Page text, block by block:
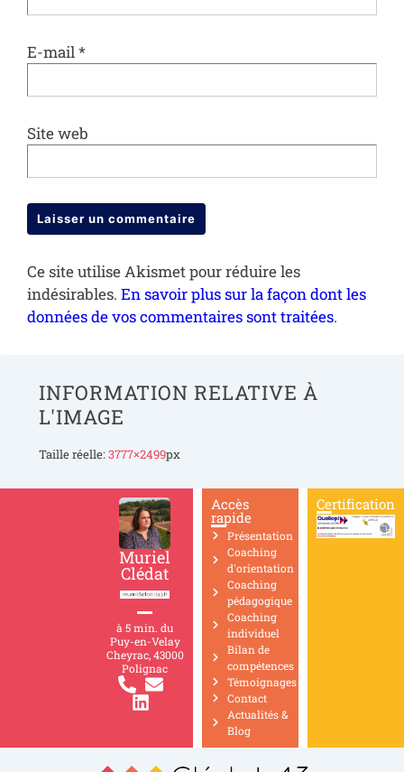
E-mail*
Site web
Ce site utilise Akismet pour réduire les
indésirables. En savoir plus sur la façon dont les
données de vos commentaires sont traitées.
INFORMATION RELATIVE À
L'IMAGE
Taille réelle:3777×2499px
Muriel
Clédat
à 5 min. du
Puy-en-Velay
Cheyrac, 43000
Polignac
Accès
rapide
Présentation
Coaching
d'orientation
Coaching
pédagogique
Coaching
individuel
Bilan de
compétences
Témoignages
Contact
Actualités &
Blog
Certification